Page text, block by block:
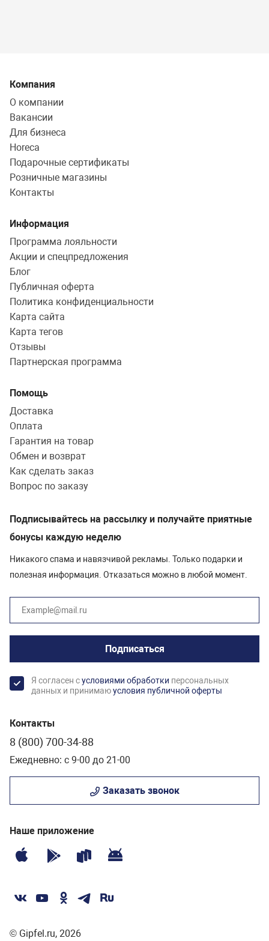
Компания
О компании
Вакансии
Для бизнеса
Horeca
Подарочные сертификаты
Розничные магазины
Контакты
Информация
Программа лояльности
Акции и спецпредложения
Блог
Публичная оферта
Политика конфиденциальности
Карта сайта
Карта тегов
Отзывы
Партнерская программа
Помощь
Доставка
Оплата
Гарантия на товар
Обмен и возврат
Как сделать заказ
Вопрос по заказу
Подписывайтесь на рассылку и получайте приятные
бонусы каждую неделю
Никакого спама и навязчивой рекламы. Только подарки и
полезная информация. Отказаться можно в любой момент.
Подписаться
Я согласен сусловиями обработки персональных
данных и принимаюусловия публичной оферты
Контакты
8 (800) 700-34-88
Ежедневно: с 9-00 до 21-00
Заказать звонок
Наше приложение
© Gipfel.ru, 2026